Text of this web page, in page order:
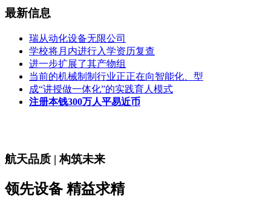
最新信息
瑞从动化设备无限公司
学校将月内进行入学资历复查
进一步扩展了其产物组
当前的机械制制行业正正在向智能化、型
成“讲授做一体化”的实践育人模式
注册本钱300万人平易近币
航天品质 | 构筑未来
领先设备 精益求精